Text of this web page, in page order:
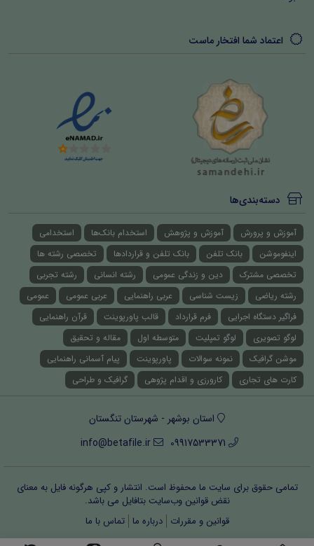
اعتماد شما افتخار ماست
دسته‌بندی‌ها
آموزش و پرورش آموزش و پژوهش استخدام بانک‌ها
استخدامی
اینفوموشن
بانک تلفن بانک تلفن و قراردادها
تخصصی رشته ها
تخصصی مشترک
دین و زندگی عمومی رشته انسانی
رشته تجربی
رشته ریاضی
زیست شناسی عربی راهنمایی عربی عمومی
عمومی
فراگیر دستگاه اجرایی
فرم قرارداد قالب پاورپوینت
قرآن راهنمایی
لوگو تصویری
لوگو تمپلیت متوسطه اول
مقاله و تحقیق
موشن گرافیک
نمونه سوالات پاورپوینت
پیام آسمانی راهنمایی
کارت های تجاری
کارورزی و اقدام پژوهی گرافیک و طراحی
استان بوشهر - شهرستان تنگستان
09917533371
info@betafile.ir
تمامی حقوق برای سایت ما محفوظ است. انتشار و کپی هرگونه فایل‌ به معنای
نقض قوانین وب‌سایت بتافایل می باشد.
قوانین و مقررات درباره ما تماس با ما